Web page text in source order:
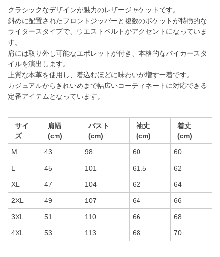
クラシックなデザインが魅力のレザージャケットです。
斜めに配置されたフロントジッパーと複数のポケットが特徴的な
ライダースタイプで、ウエストベルトがアクセントになっていま
す。
肩には取り外し可能なエポレットが付き、本格的なバイカースタ
イルを演出します。
上質な本革を使用し、着込むほどに味わいが増す一着です。
カジュアルからきれいめまで幅広いコーディネートに対応できる
定番アイテムとなっています。
サイ
ズ
肩幅
(cm)
バスト
(cm)
袖丈
(cm)
着丈
(cm)
M 43 98 60 60
L 45 101 61.5 62
XL 47 104 62 64
2XL 49 107 64 66
3XL 51 110 66 68
4XL 53 113 68 70